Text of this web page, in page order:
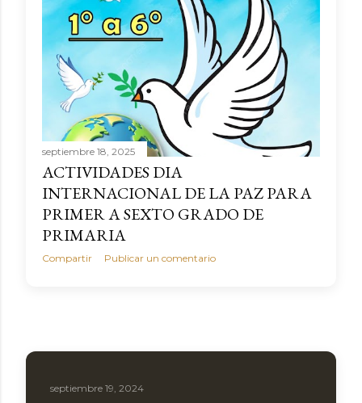
septiembre 18, 2025
ACTIVIDADES DIA
INTERNACIONAL DE LA PAZ PARA
PRIMER A SEXTO GRADO DE
PRIMARIA
Compartir Publicar un comentario
septiembre 19, 2024